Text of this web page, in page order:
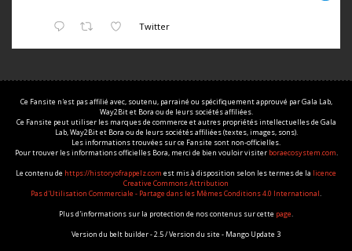
Twitter
Ce Fansite n'est pas affilié avec, soutenu, parrainé ou spécifiquement approuvé par Gala Lab,
Way2Bit et Bora ou de leurs sociétés affiliées.
Ce Fansite peut utiliser les marques de commerce et autres propriétés intellectuelles de Gala
Lab, Way2Bit et Bora ou de leurs sociétés affiliées (textes, images, sons).
Les informations trouvées sur ce Fansite sont non-officielles.
Pour trouver les informations officielles Bora, merci de bien vouloir visiter boraecosystem.com.
Le contenu de https://historyofrappelz.com est mis à disposition selon les termes de la licence
Creative Commons Attribution
Pas d'Utilisation Commerciale - Partage dans les Mêmes Conditions 4.0 International.
Plus d'informations sur la protection de nos contenus sur cette page.
Version du belt builder - 2.5 / Version du site - Mango Update 3